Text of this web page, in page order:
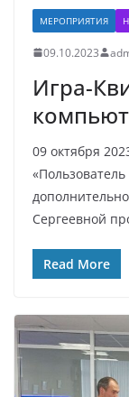
МЕРОПРИЯТИЯ
09.10.2023
Игра-
09 октября
Сергеевной
Read More